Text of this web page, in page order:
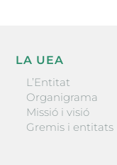
LA UEA
L’Entitat
Organigrama
Missió i visió
Gremis i entitats